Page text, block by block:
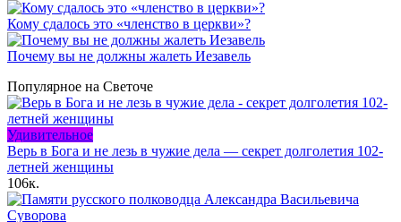
Кому сдалось это «членство в церкви»?
Почему вы не должны жалеть Иезавель
Популярное на Светоче
Удивительное
Верь в Бога и не лезь в чужие дела — секрет долголетия 102-
летней женщины
106к.